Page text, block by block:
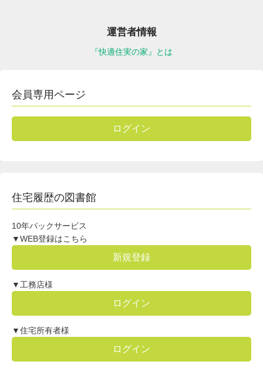
運営者情報
『快適住実の家』とは
会員専用ページ
ログイン
住宅履歴の図書館
10年パックサービス
▼WEB登録はこちら
新規登録
▼工務店様
ログイン
▼住宅所有者様
ログイン